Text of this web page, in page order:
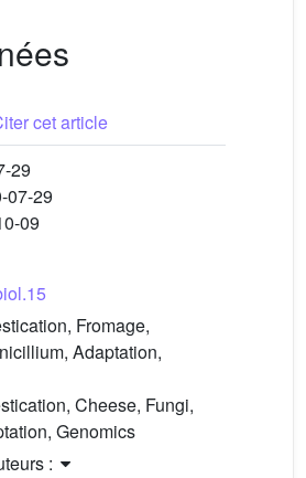
cet article
29
07-29
09
Fromage,
Adaptation,
Cheese, Fungi,
Genomics
: